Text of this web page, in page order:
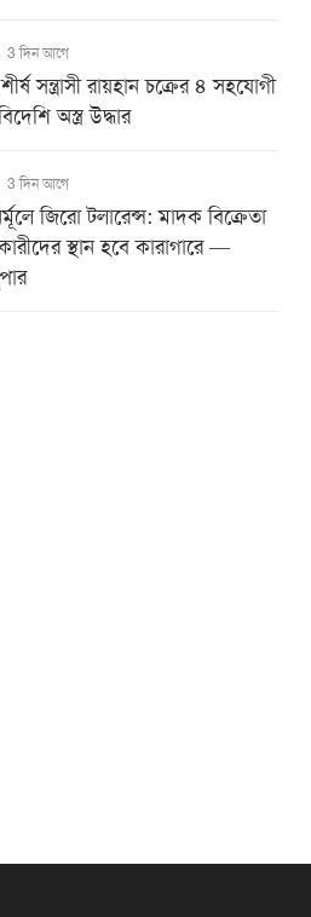
3 দিন আগে
শীর্ষ সন্ত্রাসী রায়হান চক্রের ৪ সহযোগী
অস্ত্র উদ্ধার
3 দিন আগে
জিরো টলারেন্স: মাদক বিক্রেতা
স্থান হবে কারাগারে —